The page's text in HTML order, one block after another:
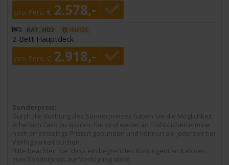
pro Pers. € 2.578,-
KAT. HD2 INFOS
2-Bett Hauptdeck
pro Pers. € 2.918,-
Sonderpreis:
Durch die Buchung des Sonderpreises haben Sie die Möglichkeit,
erheblich Geld zu sparen. Sie sind weder an Frühbuchertermine
noch an einseitige Fristen gebunden und können sie jederzeit bei
Verfügbarkeit buchen.
Bitte beachten Sie, dass ein begrenztes Kontingent an Kabinen
zum Sonderpreis zur Verfügung steht.